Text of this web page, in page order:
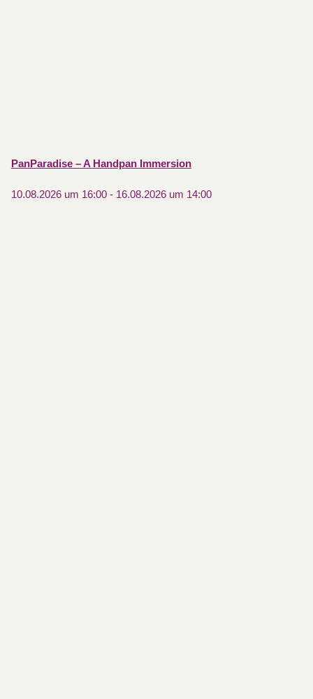
PanParadise – A Handpan Immersion
10.08.2026 um 16:00- 16.08.2026 um 14:00